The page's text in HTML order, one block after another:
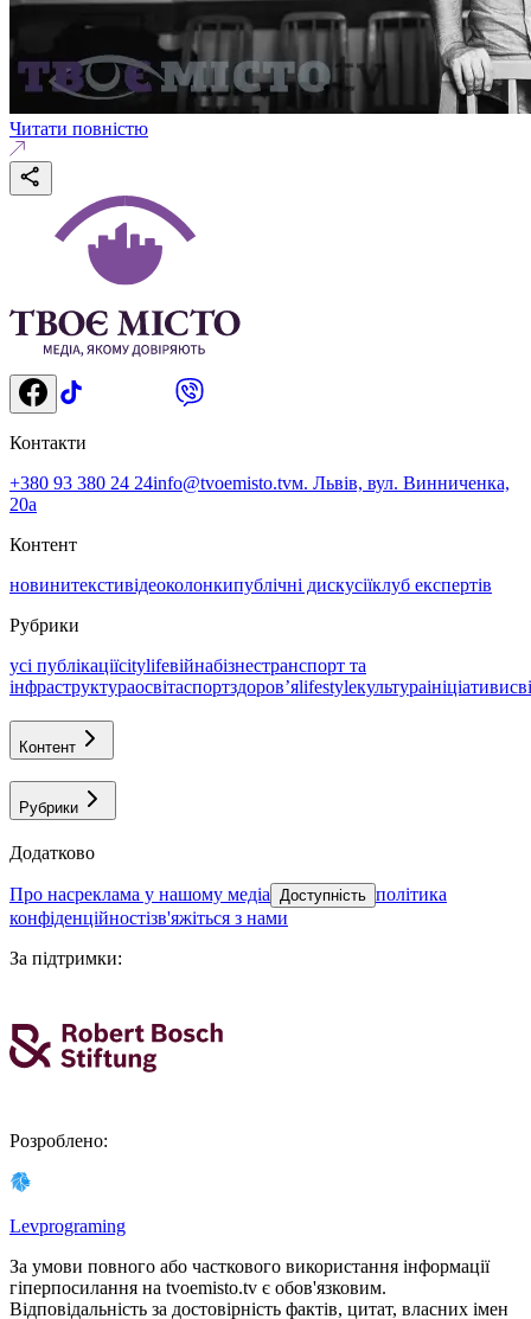
Читати повністю
Контакти
+380 93 380 24 24info@tvoemisto.tvм. Львів, вул. Винниченка,
20а
Контент
новинитекстивідеоколонкипублічні дискусіїклуб експертів
Рубрики
усі публікаціїcitylifeвійнабізнестранспорт та
інфраструктураосвітаспортздоровʼяlifestyleкультураініціативи
Контент
Рубрики
Додатково
про насреклама у нашому медіа Доступність політика
конфіденційностізв'яжіться з нами
За підтримки:
Розроблено:
Levprograming
За умови повного або часткового використання iнформацiї
гіперпосилання на tvoemisto.tv є обов'язковим.
Відповідальність за достовірність фактів, цитат, власних імен